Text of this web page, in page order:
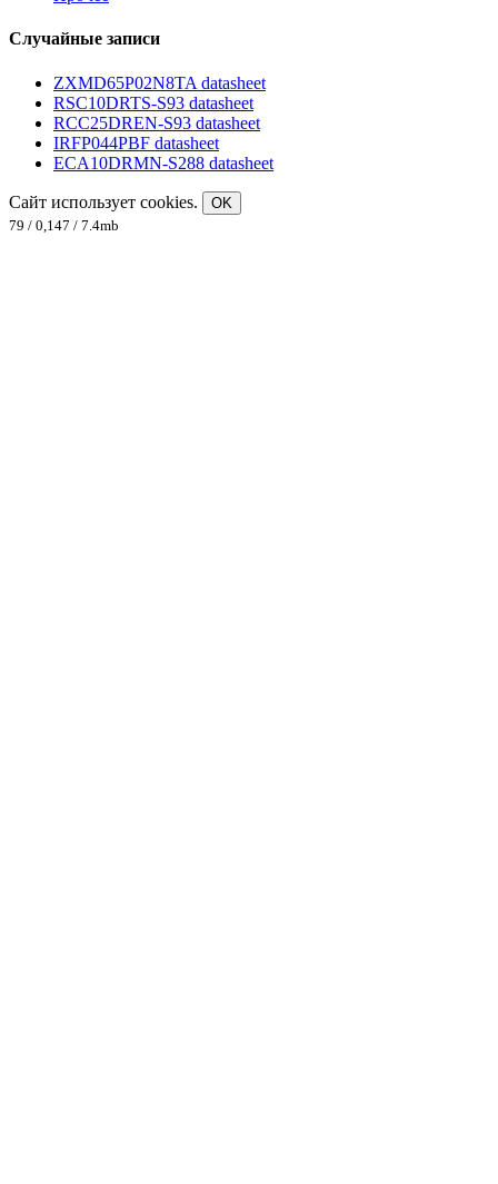
Случайные записи
ZXMD65P02N8TA datasheet
RSC10DRTS-S93 datasheet
RCC25DREN-S93 datasheet
IRFP044PBF datasheet
ECA10DRMN-S288 datasheet
Сайт использует cookies.
OK
79 / 0,147 / 7.4mb